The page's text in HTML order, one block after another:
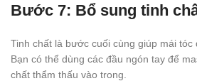
Bước 7: Bổ sung tinh
Tinh chất là bước cuối cùng giúp mái tóc
Bạn có thể dùng các đầu ngón tay để
chất thẩm thấu vào trong.